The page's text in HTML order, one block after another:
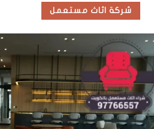
شركة اثاث مستعمل